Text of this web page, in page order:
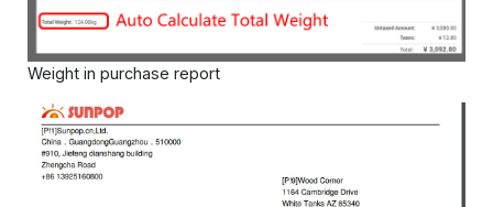
Weight in purchase report